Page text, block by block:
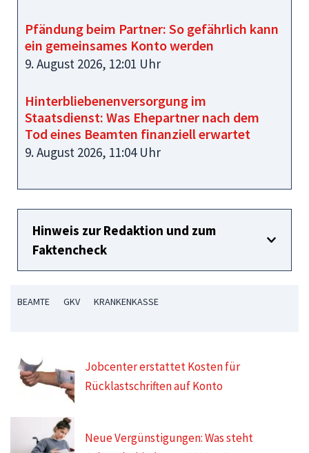
Pfändung beim Partner: So gefährlich kann
ein gemeinsames Konto werden
9. August 2026, 12:01 Uhr
Hinterbliebenenversorgung im
Staatsdienst: Was Ehepartner nach dem
Tod eines Beamten finanziell erwartet
9. August 2026, 11:04 Uhr
Hinweis zur Redaktion und zum
Faktencheck
BEAMTE GKV KRANKENKASSE
Jobcenter erstattet Kosten für
Rücklastschriften auf Konto
Neue Vergünstigungen: Was steht